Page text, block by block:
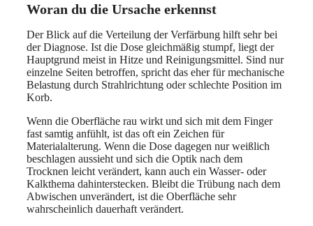
Woran du die Ursache erkennst
Der Blick auf die Verteilung der Verfärbung hilft sehr bei
der Diagnose. Ist die Dose gleichmäßig stumpf, liegt der
Hauptgrund meist in Hitze und Reinigungsmittel. Sind nur
einzelne Seiten betroffen, spricht das eher für mechanische
Belastung durch Strahlrichtung oder schlechte Position im
Korb.
Wenn die Oberfläche rau wirkt und sich mit dem Finger
fast samtig anfühlt, ist das oft ein Zeichen für
Materialalterung. Wenn die Dose dagegen nur weißlich
beschlagen aussieht und sich die Optik nach dem
Trocknen leicht verändert, kann auch ein Wasser- oder
Kalkthema dahinterstecken. Bleibt die Trübung nach dem
Abwischen unverändert, ist die Oberfläche sehr
wahrscheinlich dauerhaft verändert.